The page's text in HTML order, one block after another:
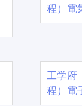
程）電
工学
程）電